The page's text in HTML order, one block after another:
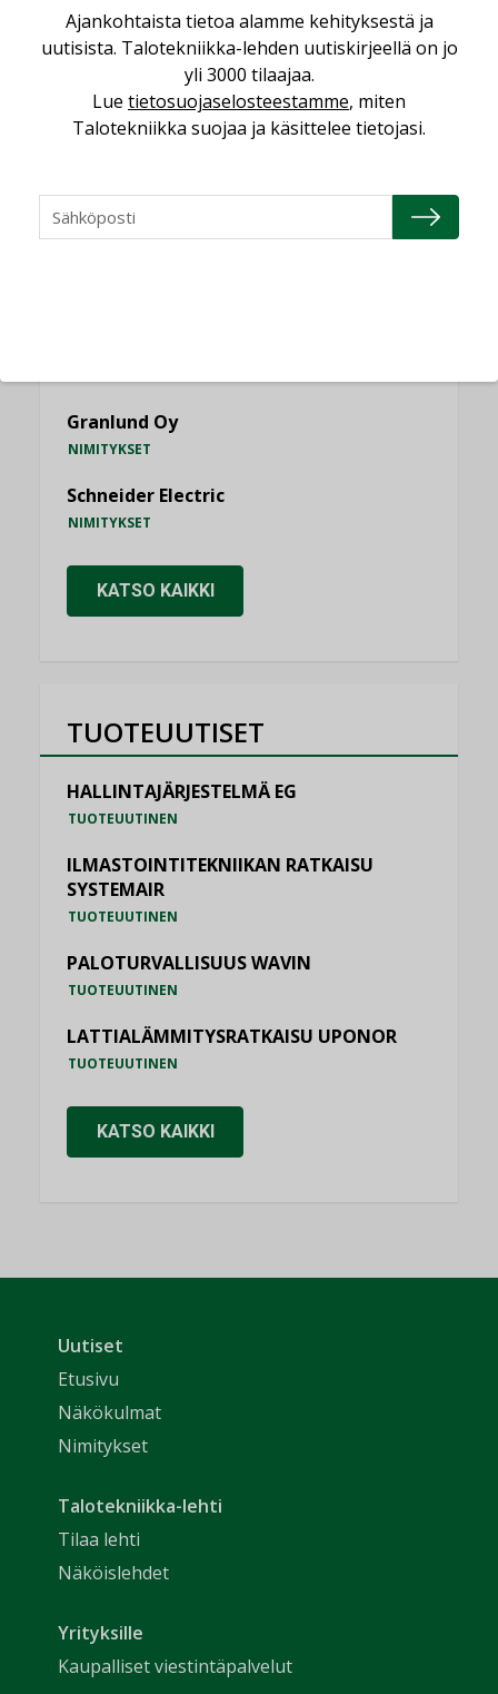
KATSO KAIKKI
NIMITYKSET
Granlund Oy
NIMITYKSET
Schneider Electric
NIMITYKSET
KATSO KAIKKI
TUOTEUUTISET
HALLINTAJÄRJESTELMÄ EG
TUOTEUUTINEN
ILMASTOINTITEKNIIKAN RATKAISU
SYSTEMAIR
TUOTEUUTINEN
PALOTURVALLISUUS WAVIN
TUOTEUUTINEN
LATTIALÄMMITYSRATKAISU UPONOR
TUOTEUUTINEN
KATSO KAIKKI
Uutiset
Etusivu
Näkökulmat
Nimitykset
Talotekniikka-lehti
Tilaa lehti
Näköislehdet
Yrityksille
Kaupalliset viestintäpalvelut
Ajankohtaista tietoa alamme kehityksestä ja
uutisista. Talotekniikka-lehden uutiskirjeellä on jo
yli 3000 tilaajaa.
Lue tietosuojaselosteestamme, miten
Talotekniikka suojaa ja käsittelee tietojasi.